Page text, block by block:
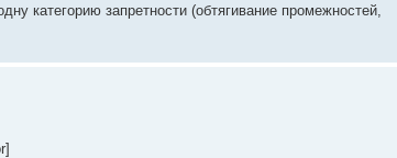
категорию запретности (обтягивание промежностей,